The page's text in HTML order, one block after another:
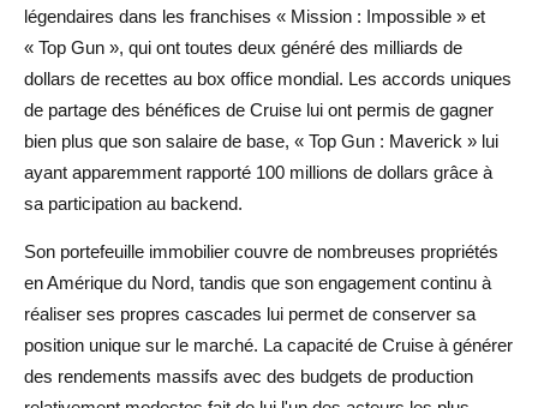
légendaires dans les franchises « Mission : Impossible » et
« Top Gun », qui ont toutes deux généré des milliards de
dollars de recettes au box office mondial. Les accords uniques
de partage des bénéfices de Cruise lui ont permis de gagner
bien plus que son salaire de base, « Top Gun : Maverick » lui
ayant apparemment rapporté 100 millions de dollars grâce à
sa participation au backend.
Son portefeuille immobilier couvre de nombreuses propriétés
en Amérique du Nord, tandis que son engagement continu à
réaliser ses propres cascades lui permet de conserver sa
position unique sur le marché. La capacité de Cruise à générer
des rendements massifs avec des budgets de production